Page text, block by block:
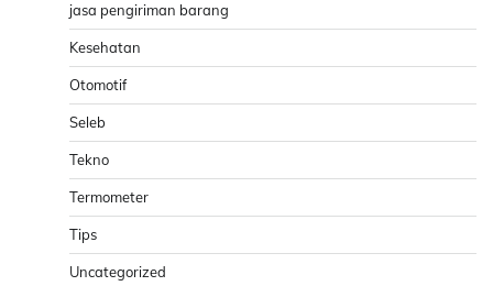
jasa pengiriman barang
Kesehatan
Otomotif
Seleb
Tekno
Termometer
Tips
Uncategorized